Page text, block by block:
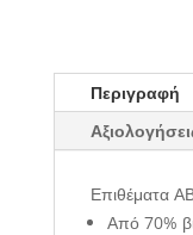
Περιγραφή
Επιθέματα
Από 70%